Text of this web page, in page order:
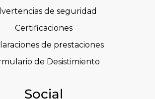
de seguridad
Certificaciones
de prestaciones
de Desistimiento
Social